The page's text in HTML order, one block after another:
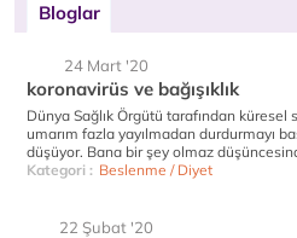
Bloglar
24 Mart '20
koronavirüs ve bağışıklık
Dünya Sağlık Örgütü tarafından küresel
umarım fazla yayılmadan durdurmayı
düşüyor. Bana bir şey olmaz
Kategori : Beslenme / Diyet
22 Şubat '20